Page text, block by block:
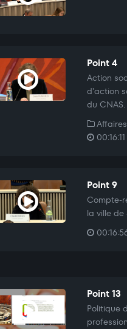
Point 4
Action
d'action
du CNAS.
00:16:11
Point 9
Compte-
la ville
Point 13
Politique